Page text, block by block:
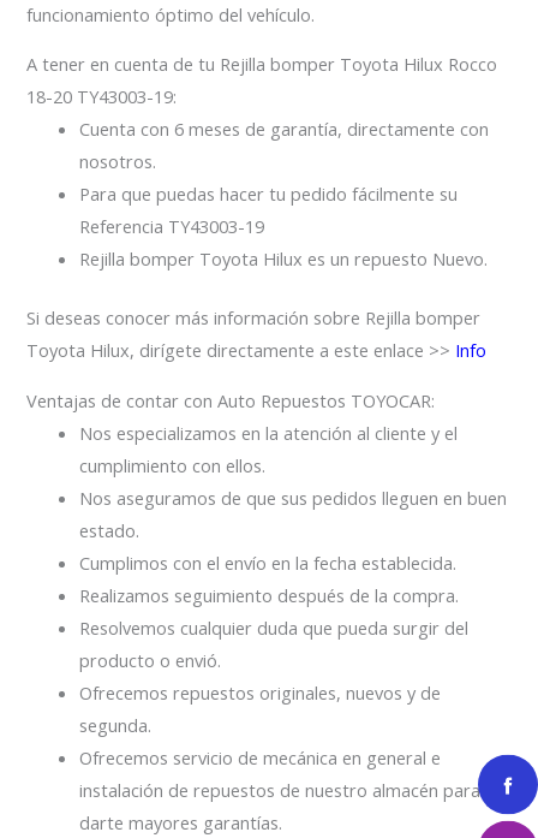
funcionamiento óptimo del vehículo.
A tener en cuenta de tu Rejilla bomper Toyota Hilux Rocco
18-20 TY43003-19:
Cuenta con 6 meses de garantía, directamente con
nosotros.
Para que puedas hacer tu pedido fácilmente su
Referencia TY43003-19
Rejilla bomper Toyota Hilux es un repuesto Nuevo.
Si deseas conocer más información sobre Rejilla bomper
Toyota Hilux, dirígete directamente a este enlace >> Info
Ventajas de contar con Auto Repuestos TOYOCAR:
Nos especializamos en la atención al cliente y el
cumplimiento con ellos.
Nos aseguramos de que sus pedidos lleguen en buen
estado.
Cumplimos con el envío en la fecha establecida.
Realizamos seguimiento después de la compra.
Resolvemos cualquier duda que pueda surgir del
producto o envió.
Ofrecemos repuestos originales, nuevos y de
segunda.
Ofrecemos servicio de mecánica en general e
instalación de repuestos de nuestro almacén para
darte mayores garantías.